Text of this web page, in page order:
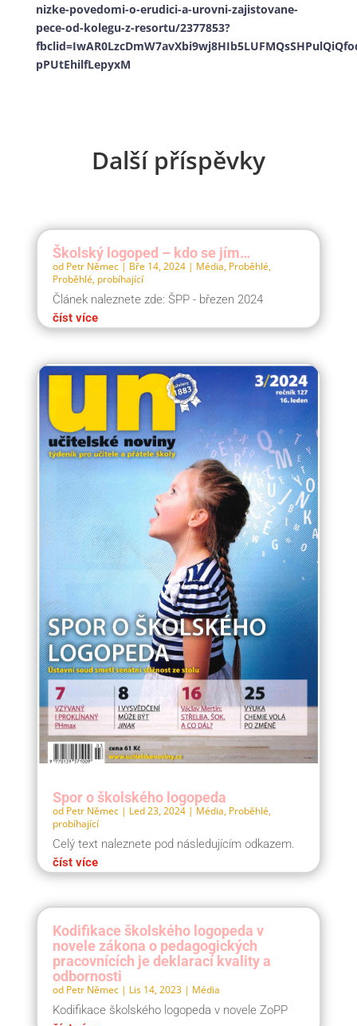
nizke-povedomi-o-erudici-a-urovni-zajistovane-
pece-od-kolegu-z-resortu/2377853?
pPUtEhilfLepyxM
Další příspěvky
Školský logoped – kdo se jím…
od Petr Němec| Bře 14, 2024| Média, Proběhlé,
Proběhlé, probíhající
Článek naleznete zde: ŠPP - březen 2024
číst více
Spor o školského logopeda
od Petr Němec| Led 23, 2024| Média, Proběhlé,
probíhající
Celý text naleznete pod následujícím odkazem.
číst více
Kodifikace školského logopeda v
novele zákona o pedagogických
pracovnících je deklarací kvality a
odbornosti
od Petr Němec| Lis 14, 2023| Média
Kodifikace školského logopeda v novele ZoPP